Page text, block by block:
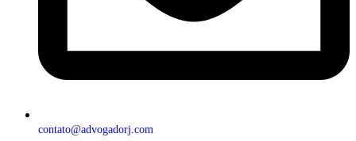
contato@advogadorj.com